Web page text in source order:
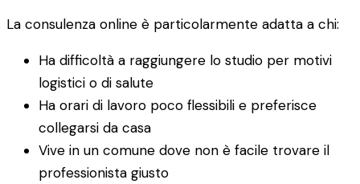
La consulenza online è particolarmente adatta a chi:
Ha difficoltà a raggiungere lo studio per motivi
logistici o di salute
Ha orari di lavoro poco flessibili e preferisce
collegarsi da casa
Vive in un comune dove non è facile trovare il
professionista giusto